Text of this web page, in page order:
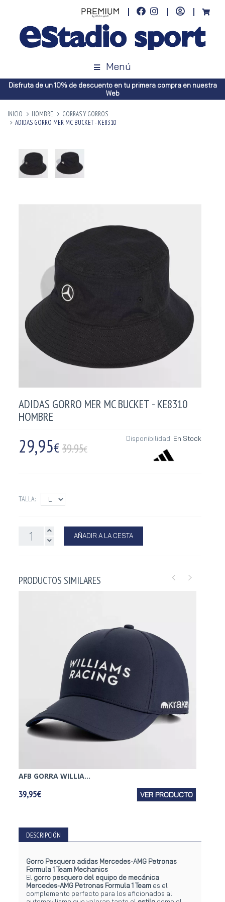
Menú
Disfruta de un 10% de descuento en tu primera compra en nuestra
Web
INICIO HOMBRE
GORRAS Y GORROS
ADIDAS GORRO MER MC BUCKET - KE8310
ADIDAS GORRO MER MC BUCKET - KE8310
HOMBRE
29,95€39.95€
Disponibilidad: En Stock
TALLA:
AÑADIR A LA CESTA
PRODUCTOS SIMILARES
AFB GORRA WILLIA...
39,95€ VER PRODUCTO
DESCRIPCIÓN
Gorro Pesquero adidas Mercedes-AMG Petronas
Formula 1 Team Mechanics
El gorro pesquero del equipo de mecánica
Mercedes-AMG Petronas Formula 1 Team es el
complemento perfecto para los aficionados al